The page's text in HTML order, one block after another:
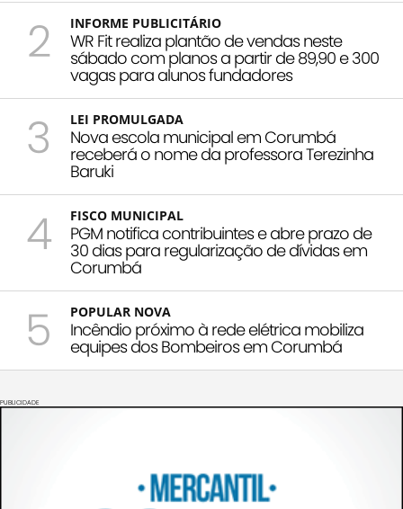
2 INFORME PUBLICITÁRIO
WR Fit realiza plantão de vendas neste
sábado com planos a partir de 89,90 e 300
vagas para alunos fundadores
3 LEI PROMULGADA
Nova escola municipal em Corumbá
receberá o nome da professora Terezinha
Baruki
4 FISCO MUNICIPAL
PGM notifica contribuintes e abre prazo de
30 dias para regularização de dívidas em
Corumbá
5 POPULAR NOVA
Incêndio próximo à rede elétrica mobiliza
equipes dos Bombeiros em Corumbá
PUBLICIDADE